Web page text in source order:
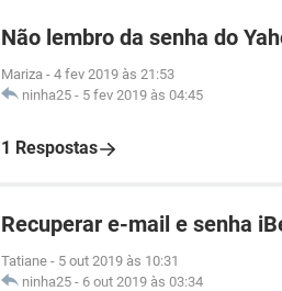
Não lembro da senha do
Mariza - 4 fev 2019 às 21:53
ninha25 - 5 fev 2019 às 04:45
1 Respostas
Recuperar e-mail e senha
Tatiane - 5 out 2019 às 10:31
ninha25 - 6 out 2019 às 03:34